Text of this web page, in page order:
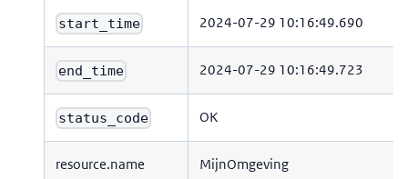
start_time 2024-07-29 10:16:49.690
end_time 2024-07-29 10:16:49.723
status_code OK
resource.name MijnOmgeving